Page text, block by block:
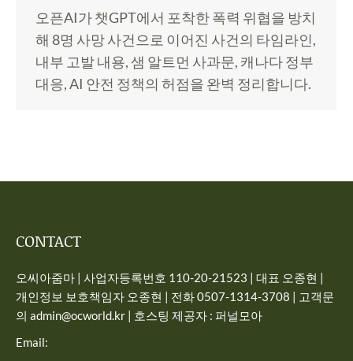
오픈AI가 챗GPT에서 포착한 폭력 위협을 방치
해 8명 사망 사건으로 이어진 사건의 타임라인,
내부 고발 내용, 샘 알트먼 사과문, 캐나다 정부
대응, AI 안전 정책의 허점을 완벽 정리합니다.
CONTACT
오씨아줌마 | 사업자등록번호 110-20-21523 | 대표 오종현 |
개인정보 보호책임자 오종현 | 전화 0507-1314-3708 | 고객문
의 admin@ocworld.kr | 호스팅 제공자 : 퍼널모아
Email: